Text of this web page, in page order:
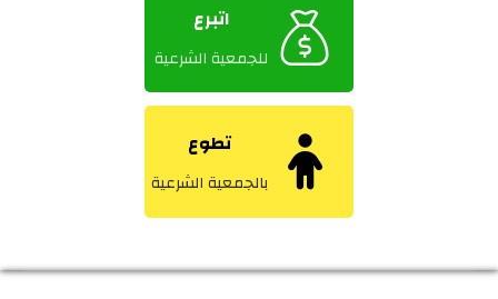
اتبرع
للجمعية الشرعية
تطوع
بالجمعية الشرعية